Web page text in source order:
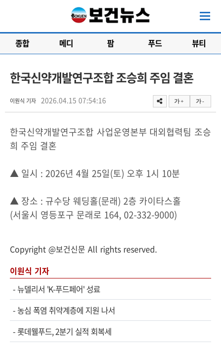
종합 메디 팜 푸드 뷰티
한국신약개발연구조합 조승희 주임 결혼
이원식 기자 2026.04.15 07:54:16 가 + 가 -
한국신약개발연구조합 사업운영본부 대외협력팀 조승
희 주임 결혼
▲ 일시 : 2026년 4월 25일(토) 오후 1시 10분
▲ 장소 : 규수당 웨딩홀(문래) 2층 카이타스홀
(서울시 영등포구 문래로 164, 02-332-9000)
Copyright @보건신문 All rights reserved.
이원식 기자
-뉴델리서 'K-푸드페어' 성료
-농심 폭염 취약계층에 지원 나서
-롯데웰푸드, 2분기 실적 회복세